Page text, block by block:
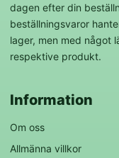
dagen efter din
beställningsvaror
lager, men med något
respektive produkt.
Information
Om oss
Allmänna villkor